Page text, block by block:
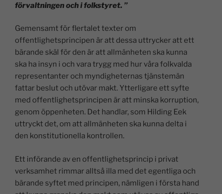
förvaltningen och i folkstyret. ”
Gemensamt för flertalet texter om
offentlighetsprincipen är att dessa uttrycker att ett
bärande skäl för den är att allmänheten ska kunna
ska ha insyn i och vara trygg med hur våra folkvalda
representanter och myndigheternas tjänstemän
fattar beslut och utövar makt. Ytterligare ett syfte
med offentlighetsprincipen är att minska korruption,
genom öppenheten. Det handlar, som Hilding Eek
uttryckt det, om att allmänheten ska kunna delta i
den konstitutionella kontrollen.
Ett införande av en offentlighetsprincip i privat
verksamhet rimmar alltså illa med det egentliga och
bärande syftet med principen, nämligen i första hand